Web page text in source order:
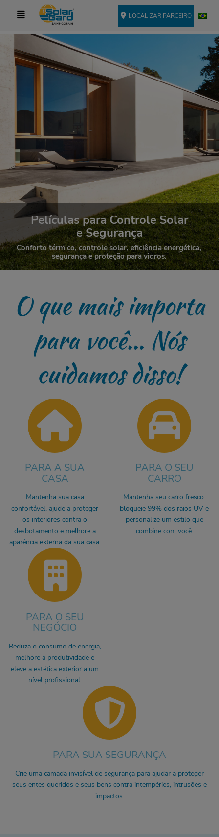
LOCALIZAR PARCEIRO
Películas para Controle Solar
e Segurança
Conforto térmico, controle solar, eficiência energética,
segurança e proteção para vidros.
O que mais importa
para você... Nós
cuidamos disso!
PARA A SUA
CASA
Mantenha sua casa
confortável, ajude a proteger
os interiores contra o
desbotamento e melhore a
aparência externa da sua casa.
PARA O SEU
CARRO
Mantenha seu carro fresco.
bloqueie 99% dos raios UV e
personalize um estilo que
combine com você.
PARA O SEU
NEGÓCIO
Reduza o consumo de energia,
melhore a produtividade e
eleve a estética exterior a um
nível profissional.
PARA SUA SEGURANÇA
Crie uma camada invisível de segurança para ajudar a proteger
seus entes queridos e seus bens contra intempéries, intrusões e
impactos.